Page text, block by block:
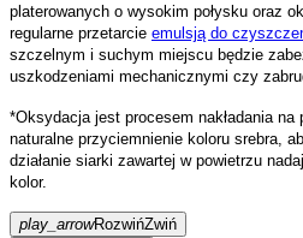
platerowanych o wysokim połysku oraz
regularne przetarcie emulsją do
szczelnym i suchym miejscu będzie
uszkodzeniami mechanicznymi czy
*Oksydacja jest procesem nakładania
naturalne przyciemnienie koloru srebra,
działanie siarki zawartej w powietrzu
kolor.
play_arrowRozwińZwiń